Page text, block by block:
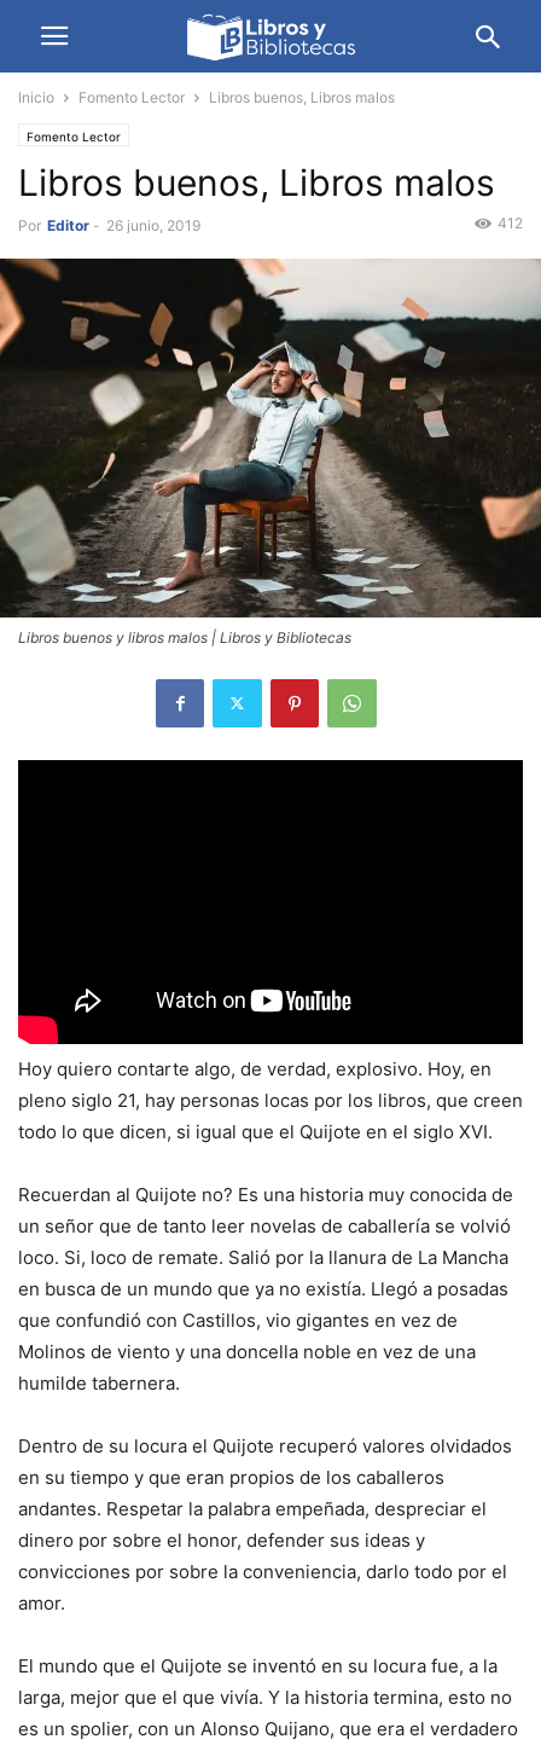
Inicio Fomento Lector Libros buenos, Libros malos
Fomento Lector
Libros buenos, Libros malos
Por Editor - 26 junio, 2019 412
Libros buenos y libros malos | Libros y Bibliotecas
Hoy quiero contarte algo, de verdad, explosivo. Hoy, en
pleno siglo 21, hay personas locas por los libros, que creen
todo lo que dicen, si igual que el Quijote en el siglo XVI.
Recuerdan al Quijote no? Es una historia muy conocida de
un señor que de tanto leer novelas de caballería se volvió
loco. Si, loco de remate. Salió por la llanura de La Mancha
en busca de un mundo que ya no existía. Llegó a posadas
que confundió con Castillos, vio gigantes en vez de
Molinos de viento y una doncella noble en vez de una
humilde tabernera.
Dentro de su locura el Quijote recuperó valores olvidados
en su tiempo y que eran propios de los caballeros
andantes. Respetar la palabra empeñada, despreciar el
dinero por sobre el honor, defender sus ideas y
convicciones por sobre la conveniencia, darlo todo por el
amor.
El mundo que el Quijote se inventó en su locura fue, a la
larga, mejor que el que vivía. Y la historia termina, esto no
es un spolier, con un Alonso Quijano, que era el verdadero